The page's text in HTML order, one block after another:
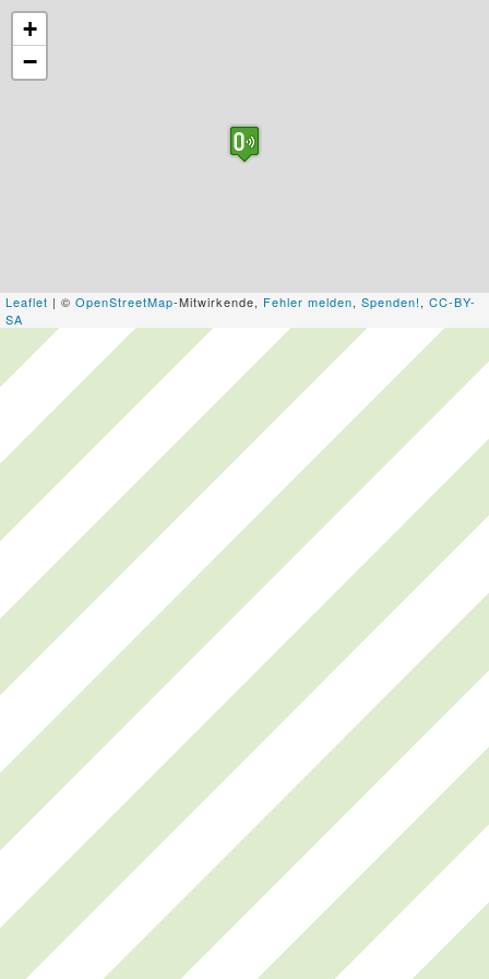
+
−
Leaflet | © OpenStreetMap-Mitwirkende, Fehler melden, Spenden!, CC-BY-
SA